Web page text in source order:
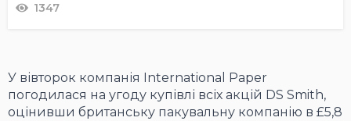
1347
У вівторок компанія International Paper
погодилася на угоду купівлі всіх акцій DS Smith,
оцінивши британську пакувальну компанію в £5,8